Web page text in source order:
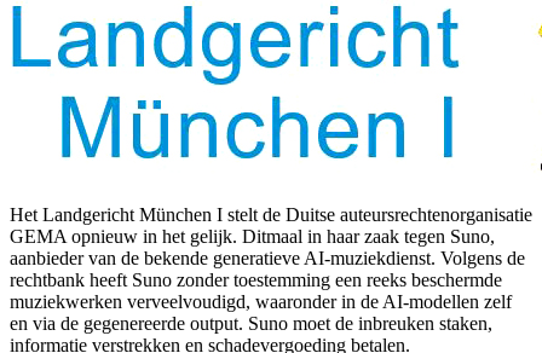
Het Landgericht München I stelt de Duitse auteursrechtenorganisatie
GEMA opnieuw in het gelijk. Ditmaal in haar zaak tegen Suno,
aanbieder van de bekende generatieve AI-muziekdienst. Volgens de
rechtbank heeft Suno zonder toestemming een reeks beschermde
muziekwerken verveelvoudigd, waaronder in de AI-modellen zelf
en via de gegenereerde output. Suno moet de inbreuken staken,
informatie verstrekken en schadevergoeding betalen.